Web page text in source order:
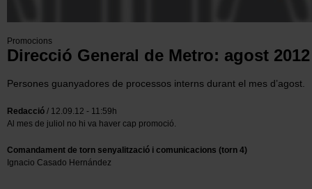
Promocions
Direcció General de Metro: agost 2012
Persones guanyadores de processos interns durant el mes d’agost.
Redacció / 12.09.12 - 11:59h
Al mes de juliol no hi va haver cap promoció.
Comandament de torn senyalització i comunicacions (torn 4)
Ignacio Casado Hernández